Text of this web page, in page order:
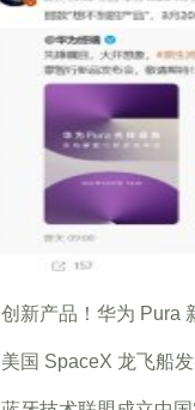
创新产品！华为 Pura
美国 SpaceX 龙飞船